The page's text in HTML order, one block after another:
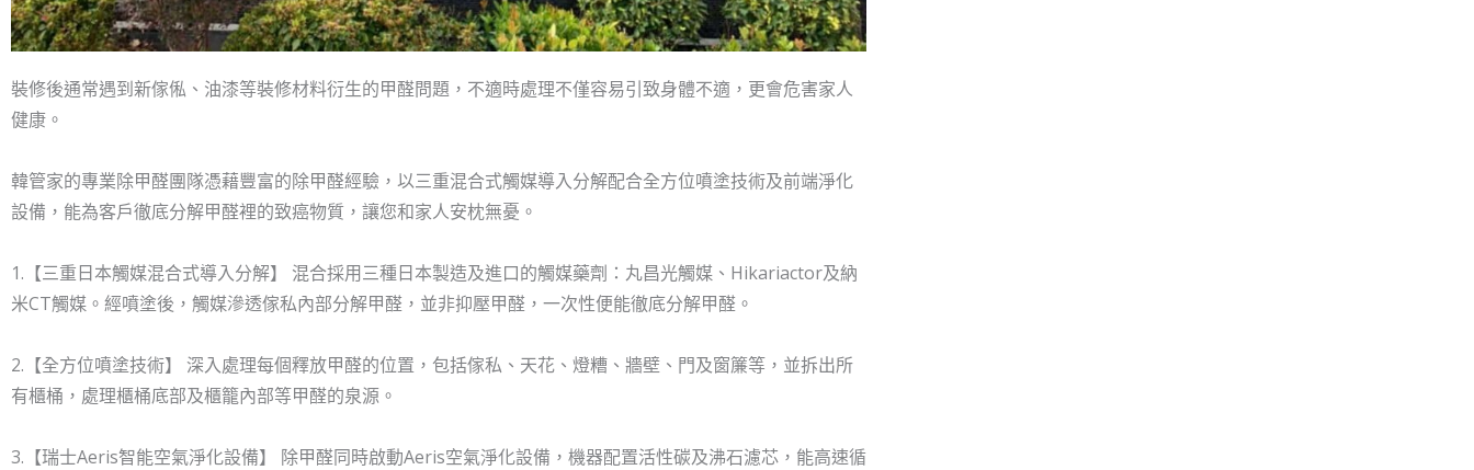
裝修後通常遇到新傢俬、油漆等裝修材料衍生的甲醛問題，不適時處理不僅容易引致身體不適，更會危害家人
健康。
韓管家的專業除甲醛團隊憑藉豐富的除甲醛經驗，以三重混合式觸媒導入分解配合全方位噴塗技術及前端淨化
設備，能為客戶徹底分解甲醛裡的致癌物質，讓您和家人安枕無憂。
1.【三重日本觸媒混合式導入分解】 混合採用三種日本製造及進口的觸媒藥劑：丸昌光觸媒、Hikariactor及納
米CT觸媒。經噴塗後，觸媒滲透傢私內部分解甲醛，並非抑壓甲醛，一次性便能徹底分解甲醛。
2.【全方位噴塗技術】 深入處理每個釋放甲醛的位置，包括傢私、天花、燈糟、牆壁、門及窗簾等，並拆出所
有櫃桶，處理櫃桶底部及櫃籠內部等甲醛的泉源。
3.【瑞士Aeris智能空氣淨化設備】 除甲醛同時啟動Aeris空氣淨化設備，機器配置活性碳及沸石濾芯，能高速循